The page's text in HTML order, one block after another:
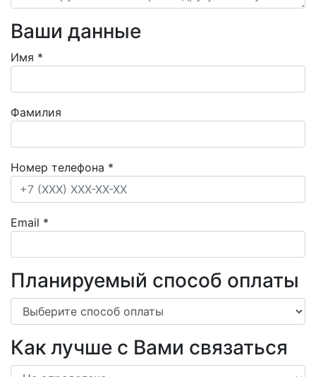
Ваши данные
Имя *
Фамилия
Номер телефона *
Email *
Планируемый способ оплаты
Как лучше с Вами связаться